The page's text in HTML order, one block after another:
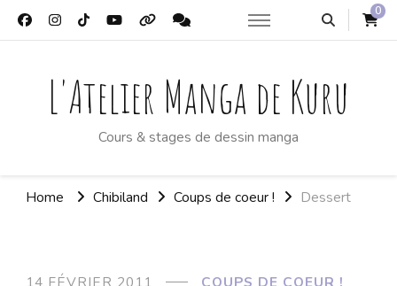
0
L'Atelier Manga de Kuru
Cours & stages de dessin manga
Home Chibiland Coups de coeur ! Dessert